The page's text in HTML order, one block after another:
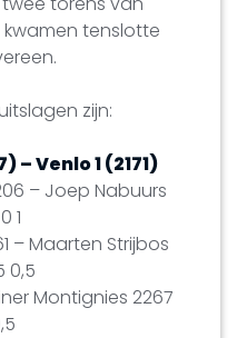
kwamen tenslotte
zijn:
– Venlo 1 (2171)
– Joep Nabuurs
1
– Maarten Strijbos
0,5
Montignies 2267